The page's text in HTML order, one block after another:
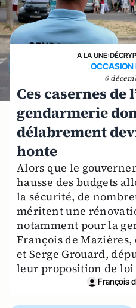
A LA UNE›
6
Ces casernes de
gendarmerie
délabrement
honte
Alors que le
hausse des budgets
la sécurité, de
méritent une
notamment pour la
François de Mazières,
et Serge Grouard,
leur proposition de loi
François